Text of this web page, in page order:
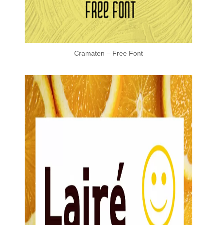
Cramaten – Free Font